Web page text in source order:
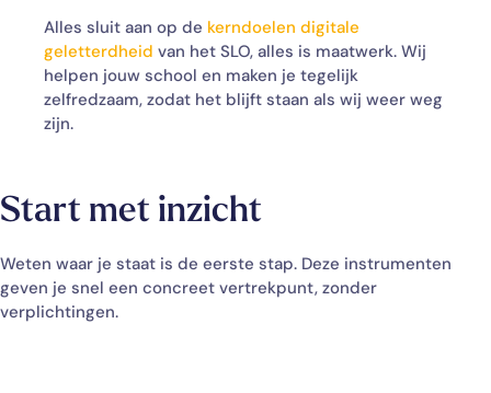
Alles sluit aan op de kerndoelen digitale
geletterdheid van het SLO, alles is maatwerk. Wij
helpen jouw school en maken je tegelijk
zelfredzaam, zodat het blijft staan als wij weer weg
zijn.
Start met inzicht
Weten waar je staat is de eerste stap. Deze instrumenten
geven je snel een concreet vertrekpunt, zonder
verplichtingen.